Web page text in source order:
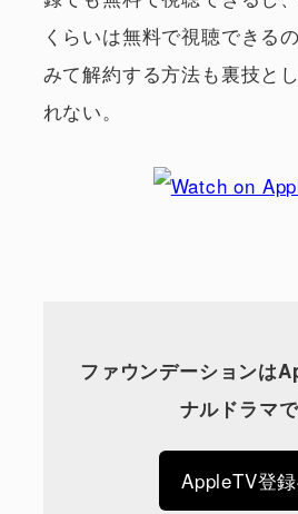
くらいは無料で視聴できる
みて解約する方法も裏技と
れない。
ファウンデーションは
ナルドラマ
AppleTV登